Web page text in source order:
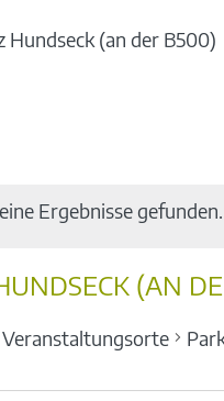
Hundseck (an der B500)
Ergebnisse gefunden.
(AN
Veranstaltungsorte